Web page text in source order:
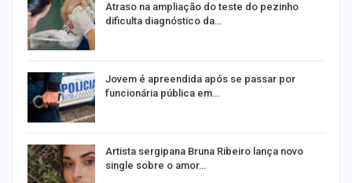
Atraso na ampliação do teste do pezinho
dificulta diagnóstico da…
Jovem é apreendida após se passar por
funcionária pública em…
Artista sergipana Bruna Ribeiro lança novo
single sobre o amor…